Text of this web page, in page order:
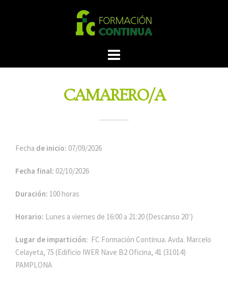
CAMARERO/A
Fecha de inicio: 07/09/2026
Fecha final: 02/10/2026
Duración: 100 horas
Horario: Lunes a viernes de 16:00 a 21:20 (Descanso 20′)
Lugar de impartición: FC Formación Continua. Avda. Marcelo
Celayeta, 75 (Edificio IWER Nave B2 Oficina, 41 (31014)
PAMPLONA